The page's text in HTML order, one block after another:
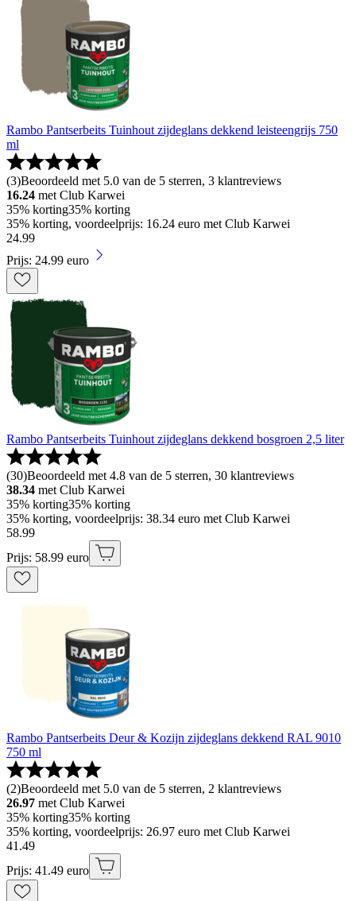
Rambo Pantserbeits Tuinhout zijdeglans dekkend leisteengrijs 750
ml
(3)Beoordeeld met 5.0 van de 5 sterren, 3 klantreviews
16.24 met Club Karwei
35% korting35% korting
35% korting, voordeelprijs: 16.24 euro met Club Karwei
24.99
Prijs: 24.99 euro
Rambo Pantserbeits Tuinhout zijdeglans dekkend bosgroen 2,5 liter
(30)Beoordeeld met 4.8 van de 5 sterren, 30 klantreviews
38.34 met Club Karwei
35% korting35% korting
35% korting, voordeelprijs: 38.34 euro met Club Karwei
58.99
Prijs: 58.99 euro
Rambo Pantserbeits Deur & Kozijn zijdeglans dekkend RAL 9010
750 ml
(2)Beoordeeld met 5.0 van de 5 sterren, 2 klantreviews
26.97 met Club Karwei
35% korting35% korting
35% korting, voordeelprijs: 26.97 euro met Club Karwei
41 .49
Prijs: 41.49 euro